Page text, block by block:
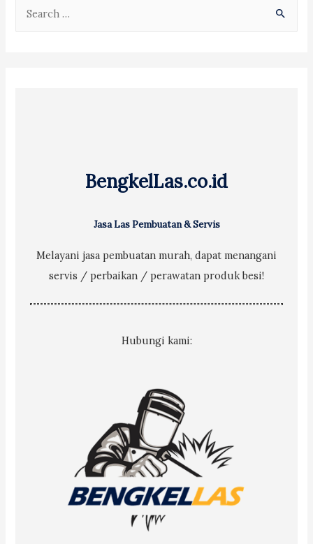
BengkelLas.co.id
Jasa Las Pembuatan & Servis
Melayani jasa pembuatan murah, dapat menangani
servis / perbaikan / perawatan produk besi!
Hubungi kami: